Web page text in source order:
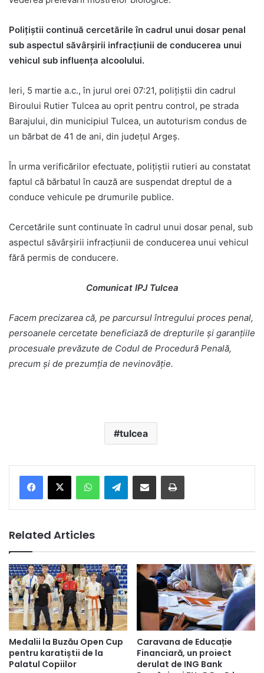
Polițiștii continuă cercetările în cadrul unui dosar penal
sub aspectul săvârșirii infracțiunii de conducerea unui
vehicul sub influența alcoolului.
Ieri, 5 martie a.c., în jurul orei 07:21, polițiștii din cadrul
Biroului Rutier Tulcea au oprit pentru control, pe strada
Barajului, din municipiul Tulcea, un autoturism condus de
un bărbat de 41 de ani, din județul Argeș.
În urma verificărilor efectuate, polițiștii rutieri au constatat
faptul că bărbatul în cauză are suspendat dreptul de a
conduce vehicule pe drumurile publice.
Cercetările sunt continuate în cadrul unui dosar penal, sub
aspectul săvârșirii infracțiunii de conducerea unui vehicul
fără permis de conducere.
Comunicat IPJ Tulcea
Facem precizarea că, pe parcursul întregului proces penal,
persoanele cercetate beneficiază de drepturile și garanțiile
procesuale prevăzute de Codul de Procedură Penală,
precum și de prezumția de nevinovăție.
tulcea
Telegram
Related Articles
Medalii la Buzău Open Cup
pentru karatiștii de la
Palatul Copiilor
Caravana de Educație
Financiară, un proiect
derulat de ING Bank